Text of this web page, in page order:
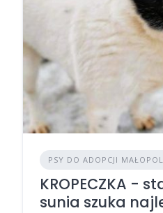
PSY DO ADOPCJI
KROPECZKA -
sunia szuka